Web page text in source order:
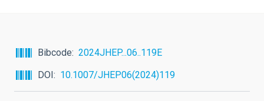
Bibcode
2024JHEP...06..119E
DOI
10.1007/JHEP06(2024)119